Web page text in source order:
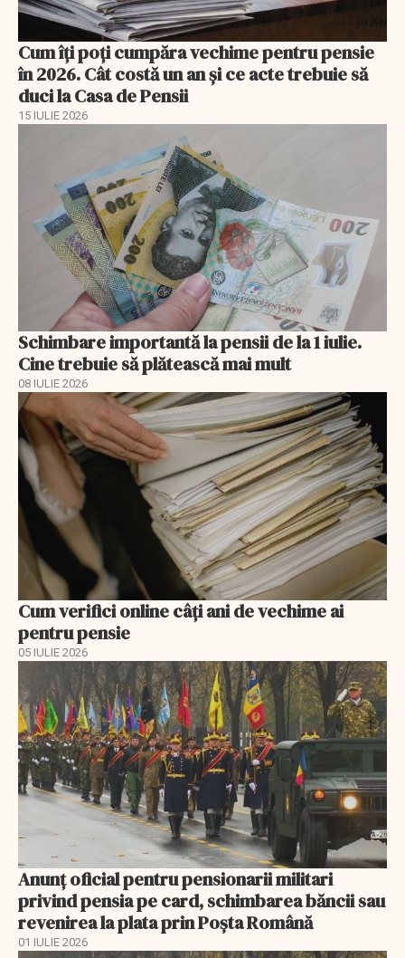
Cum îți poți cumpăra vechime pentru pensie
în 2026. Cât costă un an și ce acte trebuie să
duci la Casa de Pensii
15 IULIE 2026
Schimbare importantă la pensii de la 1 iulie.
Cine trebuie să plătească mai mult
08 IULIE 2026
Cum verifici online câți ani de vechime ai
pentru pensie
05 IULIE 2026
Anunţ oficial pentru pensionarii militari
privind pensia pe card, schimbarea băncii sau
revenirea la plata prin Poşta Română
01 IULIE 2026